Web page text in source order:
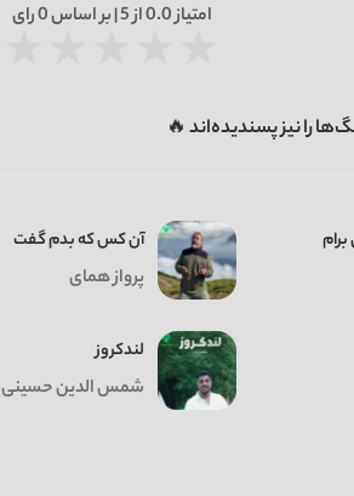
امتیاز0.0از 5 | بر اساس 0رای
را نیز پسندیده‌اند 🔥
آن کس که بدم گفت
پرواز همای
لندکروز
شمس الدین حسینی